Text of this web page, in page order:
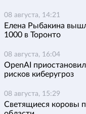
08 августа, 14:21
Елена Рыбакина
1000 в Торонто
08 августа, 16:04
OpenAI
рисков киберугроз
08 августа, 15:29
Светящиеся коровы